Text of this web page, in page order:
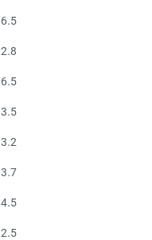
6.5
2.8
6.5
3.5
3.2
3.7
4.5
2.5